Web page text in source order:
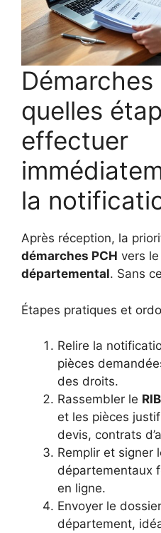
Démarches
quelles
effectuer
la
Après réception, la
démarches PCH vers le
départemental. Sans
Étapes pratiques et
Relire la
pièces
des droits.
Rassembler le RIB
et les pièces
devis, contrats
Remplir et signer
départementaux
en ligne.
Envoyer le
département,